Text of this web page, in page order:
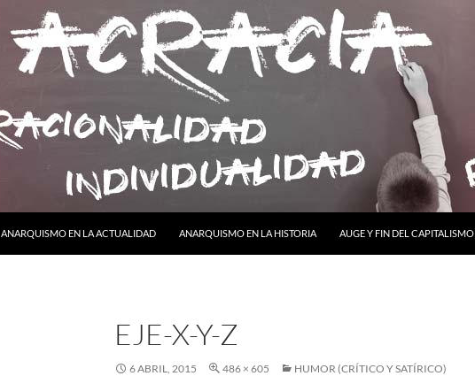
ANARQUISMO EN LA ACTUALIDAD
ANARQUISMO EN LA HISTORIA AUGE Y FIN DEL CAPITALISMO
EJE-X-Y-Z
6 ABRIL, 2015 486 × 605 HUMOR (CRÍTICO Y SATÍRICO)